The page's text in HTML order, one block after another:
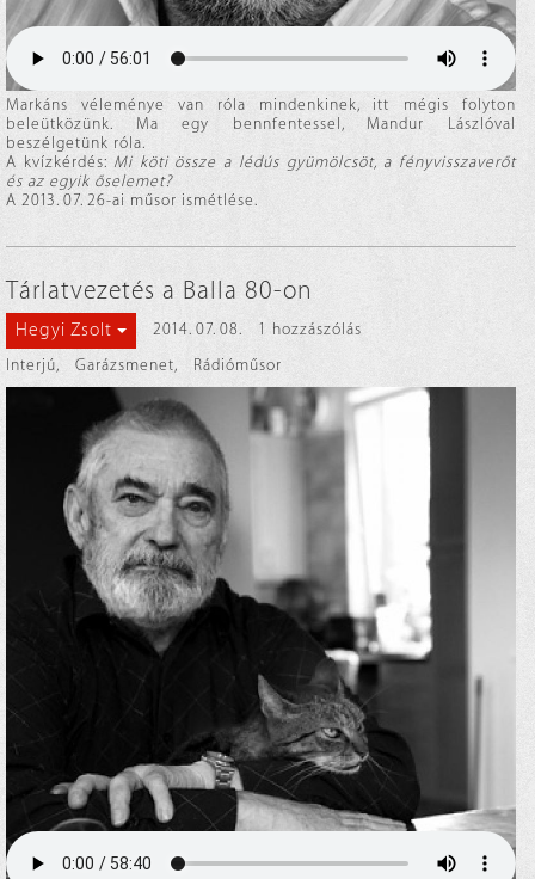
Markáns véleménye van róla mindenkinek, itt mégis folyton
beleütközünk. Ma egy bennfentessel, Mandur Lászlóval
beszélgetünk róla.
A kvízkérdés: Mi köti össze a lédús gyümölcsöt, a fényvisszaverőt
és az egyik őselemet?
A 2013. 07. 26-ai műsor ismétlése.
Tárlatvezetés a Balla 80-on
Hegyi Zsolt 2014. 07. 08.
1 hozzászólás
Interjú, Garázsmenet, Rádióműsor